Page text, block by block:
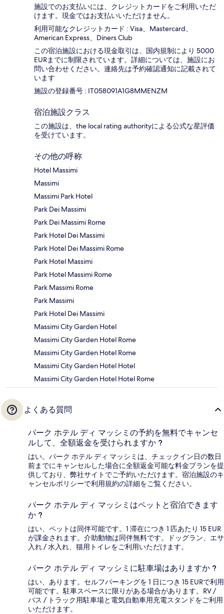
施設でのお支払いには、クレジットカードをご利用いただ
けます。現金ではお支払いいただけません。
利用可能なクレジットカード : Visa、Mastercard、
American Express、Diners Club
この宿泊施設における現金取引は、国内規制により 5000
EURまでに制限されています。詳細については、施設にお
問い合わせください。連絡先は予約確認通知に記載されて
います
施設の登録番号 : IT058091A1G8MMENZM
宿泊施設クラス
この施設は、the local rating authorityによる公式な星評価
を受けています。
その他の呼称
Hotel Massimi
Massimi
Massimi Park Hotel
Park Dei Massimi
Park Dei Massimi Rome
Park Hotel Dei Massimi
Park Hotel Dei Massimi Rome
Park Hotel Massimi
Park Hotel Massimi Rome
Park Massimi Rome
Park Massimi
Park Hotel Dei Massimi
Massimi City Garden Hotel
Massimi City Garden Hotel Rome
Massimi City Garden Hotel Rome
Massimi City Garden Hotel Hotel
Massimi City Garden Hotel Hotel Rome
よくある質問
パーク ホテル ディ マッシミの予約を無料でキャンセ
ルして、全額返金を受けられますか ?
はい。パーク ホテル ディ マッシミは、チェックイン日の数日
前までにキャンセルした場合に全額返金可能な料金プランを提
供しており、弊社サイトでご予約いただけます。宿泊施設のキ
ャンセルポリシーで利用規約の詳細をご覧ください。
パーク ホテル ディ マッシミはペットと宿泊できます
か ?
はい、ペットは同伴可能です。1 滞在につき 1 匹あたり 15 EUR
が課金されます。介助動物は同伴無料です。ドッグラン、エサ
入れ / 水入れ、猫用トイレをご利用いただけます。
パーク ホテル ディ マッシミに駐車場はありますか ?
はい、あります。セルフパーキングを 1 日につき 15 EURで利用
可能です。駐車スペースに限りがある場合があります。RV /
バス / トラック用駐車場と電気自動車用充電スタンドをご利用
いただけます。